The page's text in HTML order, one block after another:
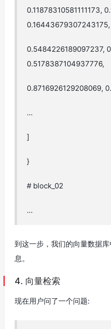
0.11878310581111173,
0.16443679307243175,
0.5484226189097237,
0.5178387104937776,
0.8716926129208069,
…
]
}
# block_02
…
到这一步，我们的向量数据
息。
4. 向量检索
现在用户问了一个问题: